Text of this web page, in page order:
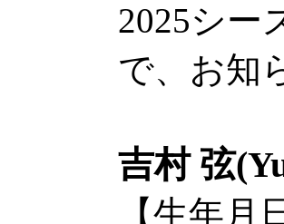
2025シー
で、お知
吉村 弦
【生年月